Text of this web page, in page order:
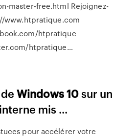
master-free.html Rejoignez-
www.htpratique.com
htpratique
htpratique…
deWindows10sur un
interne mis ...
pour accélérer votre